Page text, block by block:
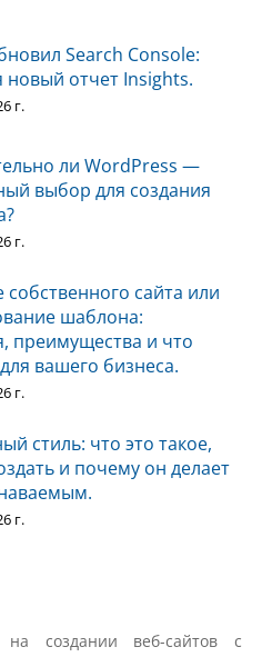
Search Console:
новый отчет Insights.
г.
ли WordPress —
выбор для создания
г.
собственного сайта или
шаблона:
преимущества и что
вашего бизнеса.
г.
стиль: что это такое,
и почему он делает
г.
создании веб-сайтов с